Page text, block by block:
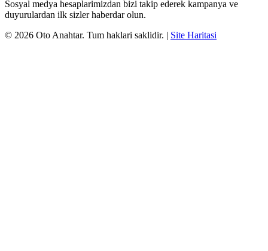
Sosyal medya hesaplarimizdan bizi takip ederek kampanya ve
duyurulardan ilk sizler haberdar olun.
© 2026 Oto Anahtar. Tum haklari saklidir. | Site Haritasi